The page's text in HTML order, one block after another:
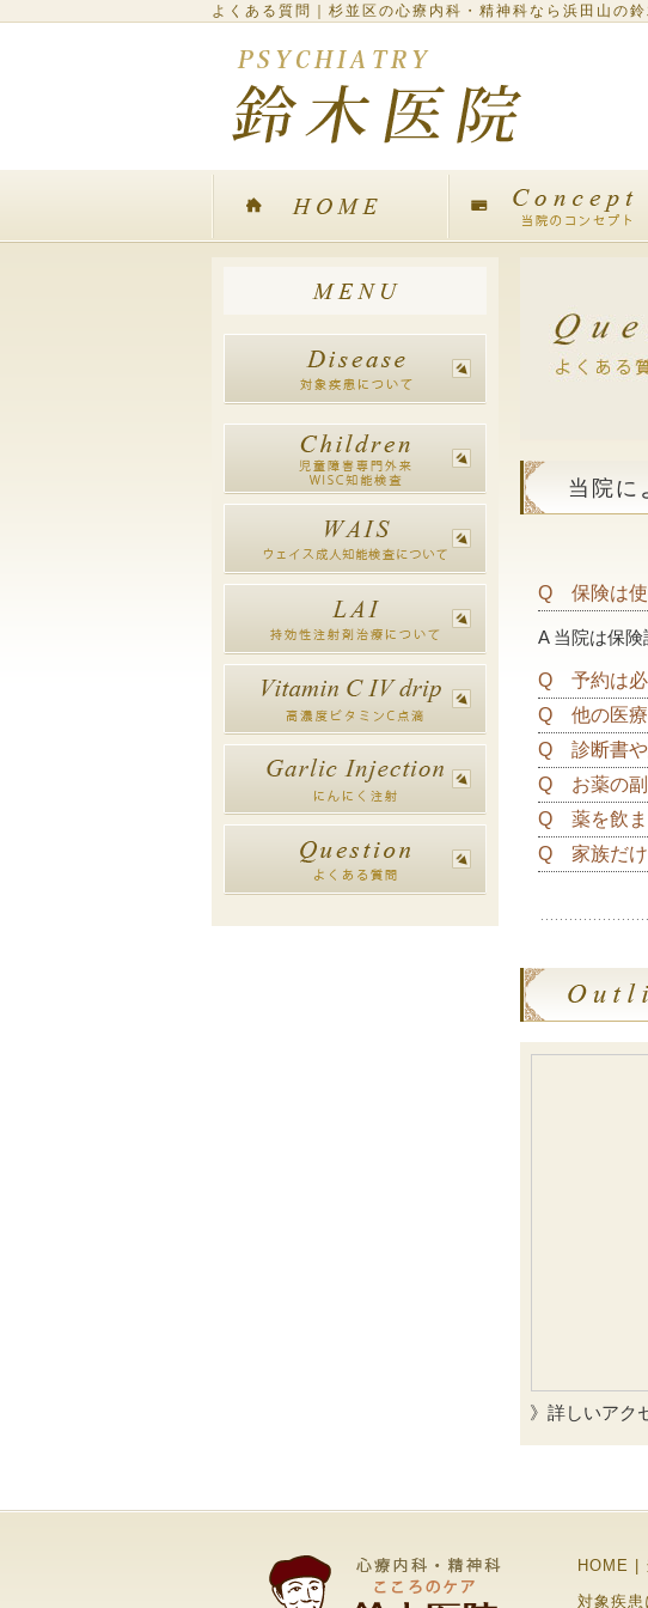
よくある質問｜杉並区の心療内科・精神科なら浜田山の
当院に
Q 保険は使
A 当院は保
Q 予約は
Q 他の医療
Q 診断書や
Q お薬の副
Q 薬を飲ま
Q 家族だけ
》詳しいアク
HOME
対象疾患